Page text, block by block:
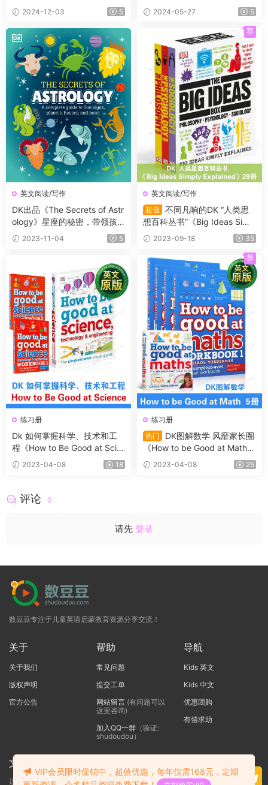
2024-12-03 5
深？2024-05-27 5
英文阅读/写作
DK出品《The Secrets of Astr
ology》星座的秘密，带领孩
子发现星星的隐藏意义！
2023-11-04 5
英文阅读/写作
超值
不同凡响的DK “人类思
想百科丛书”《Big Ideas Simp
ly Explained》29册
2023-09-18 35
荐
练习册
Dk 如何掌握科学、技术和工
程《How to Be Good at Scie
nce》教程+2本练习册带答案
2023-04-08 18
练习册
热门
DK图解数学 风靡家长圈
《How to be Good at Math》
5册适合7-11岁 练习册（带答
案）+学习指导书+184节动画
2023-04-08 25
荐
评论 0
请先 登录
数豆豆专注于儿童英语启蒙教育资源分享交流！
关于
关于我们
版权声明
官方公告
帮助
常见问题
提交工单
网站留言(有问题可以
这里咨询)
加入QQ一群（验证:
shudoudou）
导航
Kids 英文
Kids 中文
优惠团购
有偿求助
文本标题
这里输入代码
VIP会员限时促销中，超值优惠，每年仅需168元，定期